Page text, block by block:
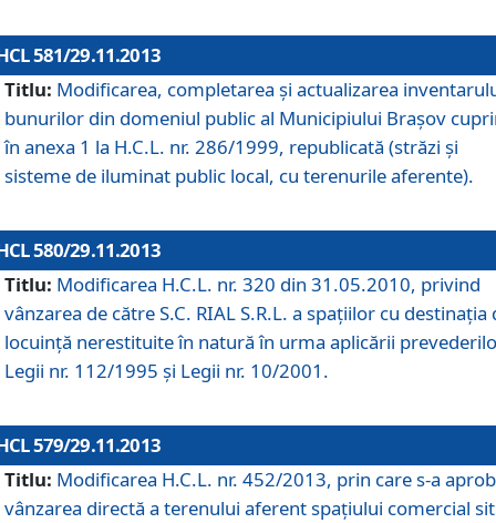
581/29.11.2013
Titlu: Modificarea, completarea şi actualizarea
bunurilor din domeniul public al Municipiului Braşov
în anexa 1 la H.C.L. nr. 286/1999, republicată (străzi şi
sisteme de iluminat public local, cu terenurile aferente).
580/29.11.2013
Titlu: Modificarea H.C.L. nr. 320 din 31.05.2010, privind
vânzarea de către S.C. RIAL S.R.L. a spaţiilor cu destinaţia
locuinţă nerestituite în natură în urma aplicării
Legii nr. 112/1995 şi Legii nr. 10/2001.
579/29.11.2013
Titlu: Modificarea H.C.L. nr. 452/2013, prin care s-a
vânzarea directă a terenului aferent spaţiului comercial